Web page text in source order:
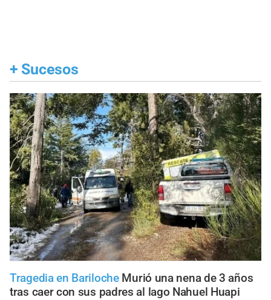
+ Sucesos
Tragedia en Bariloche Murió una nena de 3 años
tras caer con sus padres al lago Nahuel Huapi